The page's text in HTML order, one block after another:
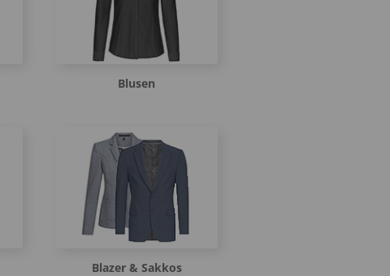
Blusen
Blazer & Sakkos